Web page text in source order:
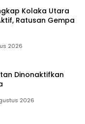
Kolaka Utara
Ratusan Gempa
2026
Dinonaktifkan
2026